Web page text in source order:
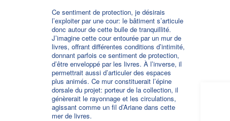
Ce sentiment de protection, je désirais
l’exploiter par une cour: le bâtiment s’articule
donc autour de cette bulle de tranquillité.
J’imagine cette cour entourée par un mur de
livres, offrant différentes conditions d’intimité,
donnant parfois ce sentiment de protection,
d’être enveloppé par les livres. À l’inverse, il
permettrait aussi d’articuler des espaces
plus animés. Ce mur constituerait l’épine
dorsale du projet: porteur de la collection, il
génèrerait le rayonnage et les circulations,
agissant comme un fil d’Ariane dans cette
mer de livres.